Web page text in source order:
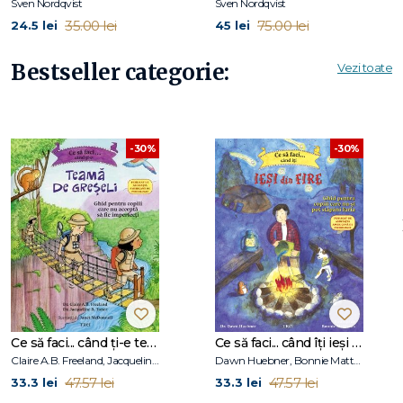
Povestea arată că petrecerea timpului împreună și
dezvoltarea imaginației;
înțelegerea relațiilor și a prieteniei;
dezvoltarea vocabularului.
De ce îi iubesc copiii pe Pettson și Findus?
Sven Nordqvist
24.5 lei 35.00 lei
Sven Nordqvist
45 lei 75.00 lei
Bestseller categorie: Vezi toate
-30%
Ce să faci... când ți-e teamă de greșeli. Ghid pentru copiii care nu acceptă să fie imperfecți
Claire A.B. Freeland, Jacqueline B. Toner, Janet McDonnell
33.3 lei 47.57 lei
-30%
Ce să faci... când îţi ieşi din fire. Ghid pentru copiii care nu-şi pot stăpâni furia
Dawn Huebner, Bonnie Matthews
33.3 lei 47.57 lei